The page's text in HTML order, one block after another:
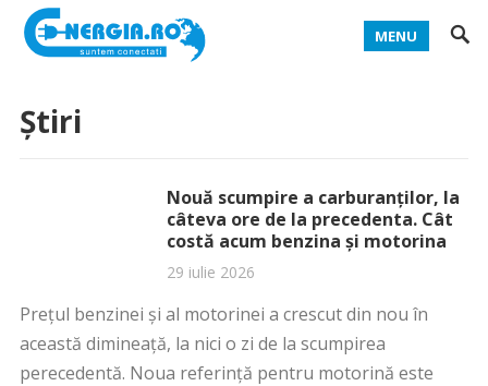
MENU
Știri
Nouă scumpire a carburanților, la
câteva ore de la precedenta. Cât
costă acum benzina și motorina
29 iulie 2026
Prețul benzinei și al motorinei a crescut din nou în
această dimineață, la nici o zi de la scumpirea
perecedentă. Noua referință pentru motorină este